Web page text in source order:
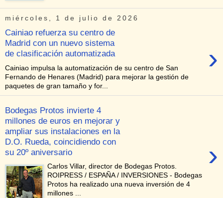
miércoles, 1 de julio de 2026
Cainiao refuerza su centro de
Madrid con un nuevo sistema
de clasificación automatizada
›
Cainiao impulsa la automatización de su centro de San
Fernando de Henares (Madrid) para mejorar la gestión de
paquetes de gran tamaño y for...
Bodegas Protos invierte 4
millones de euros en mejorar y
ampliar sus instalaciones en la
D.O. Rueda, coincidiendo con
su 20º aniversario
›
Carlos Villar, director de Bodegas Protos.
ROIPRESS / ESPAÑA / INVERSIONES - Bodegas
Protos ha realizado una nueva inversión de 4
millones ...